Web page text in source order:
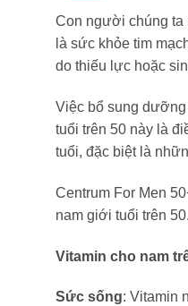
Con người chúng ta
là sức khỏe tim
do thiếu lực hoặc
Việc bổ sung
tuổi trên 50 này là
tuổi, đặc biệt là
Centrum For Men
nam giới tuổi trên 50.
Vitamin cho nam
Sức sống: Vitamin